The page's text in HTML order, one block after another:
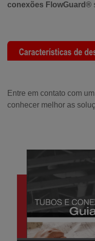
conexões FlowGuard®
Entre em contato com
conhecer melhor as